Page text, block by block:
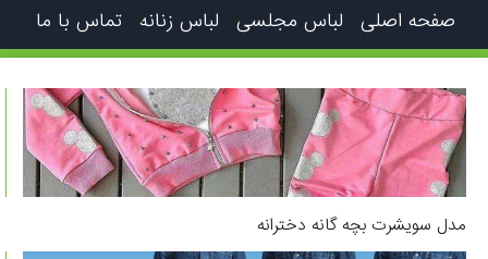
صفحه اصلی لباس مجلسی لباس زنانه تماس با ما
مدل سویشرت بچه گانه دخترانه